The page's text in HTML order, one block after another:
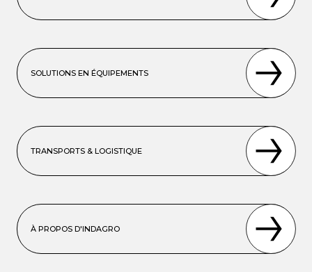
SOLUTIONS EN ÉQUIPEMENTS
TRANSPORTS & LOGISTIQUE
À PROPOS D'INDAGRO